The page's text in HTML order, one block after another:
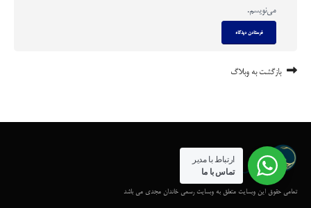
می‌نویسم.
بازگشت به وبلاگ
تمامی حقوق این وبسایت متعلق به وبسایت رسمی خاندان مجدی می باشد
ارتباط با مدیر
تماس با ما